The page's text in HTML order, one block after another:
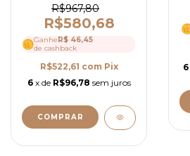
R$967,80
R$580,68
GanheR$ 46,45
de cashback
R$522,61 com Pix
6 x de R$96,78 sem juros
COMPRAR
6